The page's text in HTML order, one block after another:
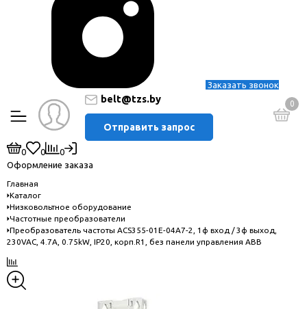
Заказать звонок
belt@tzs.by
Отправить запрос
0
0 0
0
Оформление заказа
Главная
Каталог
Низковольтное оборудование
Частотные преобразователи
Преобразователь частоты ACS355-01E-04A7-2, 1ф вход / 3ф выход,
230VAC, 4.7A, 0.75kW, IP20, корп.R1, без панели управления ABB